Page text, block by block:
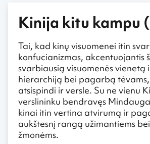
Kinija kitu kampu
Tai, kad kinų visuomenei itin
konfucianizmas, akcentuojantis
svarbiausią visuomenės vienetą
hierarchiją bei pagarbą
atsispindi ir versle. Su ne vienu
verslininku bendravęs
kinai itin vertina atvirumą ir
aukštesnį rangą užimantiems
žmonėms.